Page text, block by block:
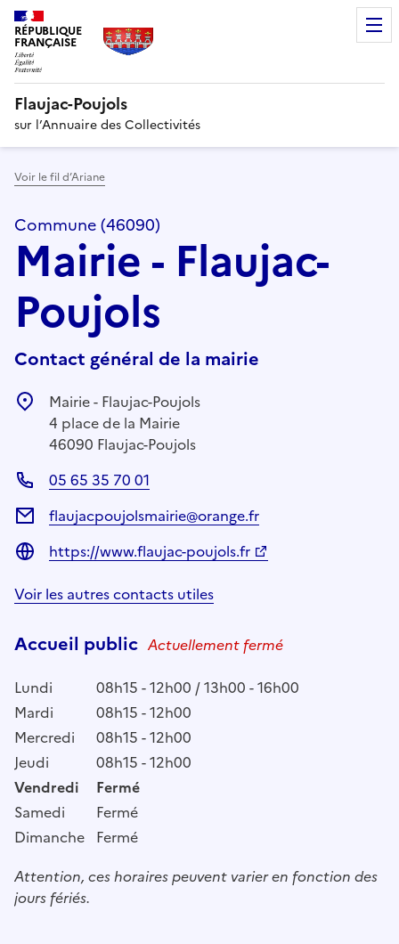
RÉPUBLIQUE
FRANÇAISE
Flaujac-Poujols
sur l’Annuaire des Collectivités
Voir le fil d’Ariane
Commune (46090)
Mairie - Flaujac-
Poujols
Contact général de la mairie
Mairie - Flaujac-Poujols
4 place de la Mairie
46090 Flaujac-Poujols
05 65 35 70 01
flaujacpoujolsmairie@orange.fr
https://www.flaujac-poujols.fr
Voir les autres contacts utiles
Accueil public Actuellement fermé
Lundi
08h15 - 12h00 / 13h00 - 16h00
Mardi
08h15 - 12h00
Mercredi
08h15 - 12h00
Jeudi
08h15 - 12h00
Vendredi
Fermé
Samedi
Fermé
Dimanche Fermé
Attention, ces horaires peuvent varier en fonction des
jours fériés.